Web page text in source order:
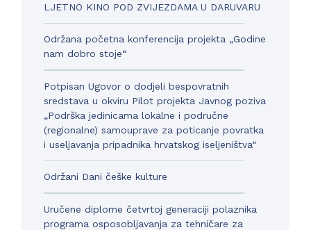
LJETNO KINO POD ZVIJEZDAMA U DARUVARU
Održana početna konferencija projekta „Godine
nam dobro stoje“
Potpisan Ugovor o dodjeli bespovratnih
sredstava u okviru Pilot projekta Javnog poziva
„Podrška jedinicama lokalne i područne
(regionalne) samouprave za poticanje povratka
i useljavanja pripadnika hrvatskog iseljeništva“
Održani Dani češke kulture
Uručene diplome četvrtoj generaciji polaznika
programa osposobljavanja za tehničare za